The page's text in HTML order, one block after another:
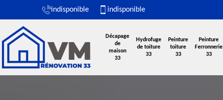
indisponible indisponible
Décapage
de
maison
33
Hydrofuge
de toiture
33
Peinture
toiture
33
Peinture
Ferronnerie
33